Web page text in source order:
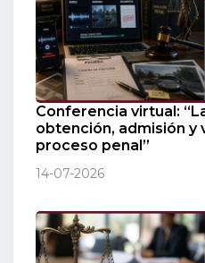
Conferencia virtual:
obtención, admisión y
proceso penal”
14-07-2026